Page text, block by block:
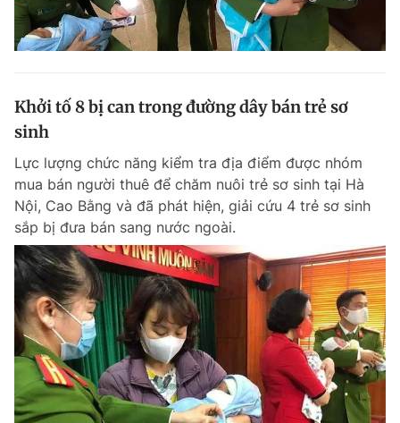
Khởi tố 8 bị can trong đường dây bán trẻ sơ
sinh
Lực lượng chức năng kiểm tra địa điểm được nhóm
mua bán người thuê để chăm nuôi trẻ sơ sinh tại Hà
Nội, Cao Bằng và đã phát hiện, giải cứu 4 trẻ sơ sinh
sắp bị đưa bán sang nước ngoài.